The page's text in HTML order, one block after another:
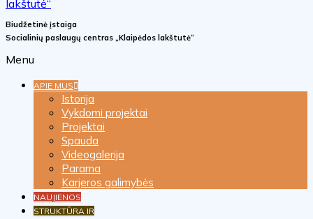
Biudžetinė įstaiga
Socialinių paslaugų centras „Klaipėdos lakštutė“
Menu
APIE MUS
Istorija
Vykdomi projektai
Projektai
Spauda
Videogalerija
Parama
Karjeros galimybės
NAUJIENOS
STRUKTŪRA IR